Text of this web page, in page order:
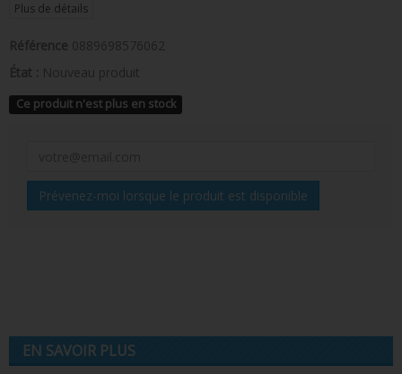
Plus de détails
Référence 0889698576062
État : Nouveau produit
Ce produit n'est plus en stock
Prévenez-moi lorsque le produit est disponible
EN SAVOIR PLUS